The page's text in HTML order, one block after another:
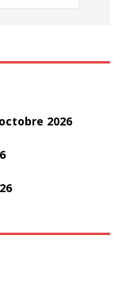
2026